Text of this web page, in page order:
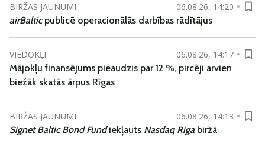
BIRŽAS JAUNUMI
06.08.26, 14:20
airBalticpublicē operacionālās darbības rādītājus
VIEDOKĻI
06.08.26, 14:17
Mājokļu finansējums pieaudzis par 12 %, pircēji arvien
biežāk skatās ārpus Rīgas
BIRŽAS JAUNUMI
06.08.26, 14:13
Signet Baltic Bond Fundiekļauts Nasdaq Riga biržā